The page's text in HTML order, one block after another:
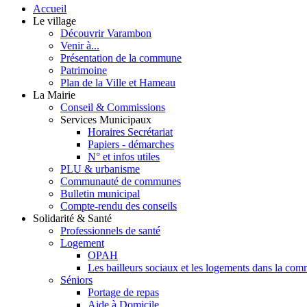
Accueil
Le village
Découvrir Varambon
Venir à...
Présentation de la commune
Patrimoine
Plan de la Ville et Hameau
La Mairie
Conseil & Commissions
Services Municipaux
Horaires Secrétariat
Papiers - démarches
N° et infos utiles
PLU & urbanisme
Communauté de communes
Bulletin municipal
Compte-rendu des conseils
Solidarité & Santé
Professionnels de santé
Logement
OPAH
Les bailleurs sociaux et les logements dans la
Séniors
Portage de repas